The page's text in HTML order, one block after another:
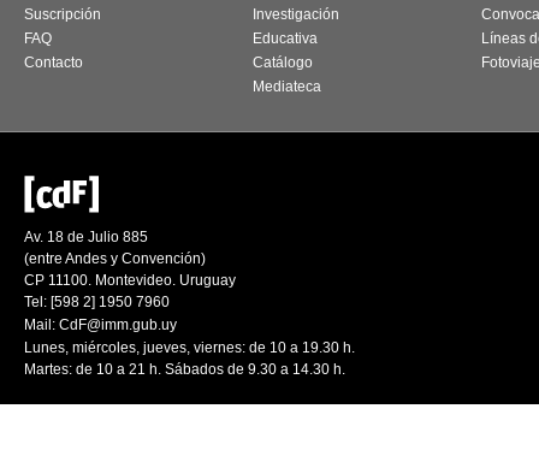
Suscripción
FAQ
Contacto
Investigación
Educativa
Catálogo
Mediateca
Líneas
Av. 18 de Julio 885
(entre Andes y Convención)
CP 11100. Montevideo. Uruguay
Tel: [598 2] 1950 7960
Mail: CdF@imm.gub.uy
Lunes, miércoles, jueves, viernes: de 10 a 19.30 h.
Martes: de 10 a 21 h. Sábados de 9.30 a 14.30 h.